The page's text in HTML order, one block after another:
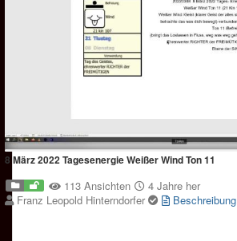
8 März 2022 Tagesenergie Weißer Wind Ton 11
113 Ansichten
4 Jahre her
Franz Leopold Hinterndorfer
Beschreibung